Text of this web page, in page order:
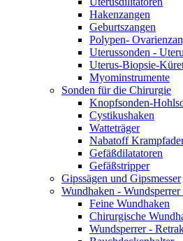
Hakenzangen
Geburtszangen
Polypen-
Uterussonden -
Uterus-Biopsie-
Myominstrumente
Sonden für die Chirurgie
Knopfsonden-
Cystikushaken
Watteträger
Nabatoff
Gefäßdilatatoren
Gefäßstripper
Gipssägen und Gipsmesser
Wundhaken -
Feine Wundhaken
Chirurgische
Wundsperrer -